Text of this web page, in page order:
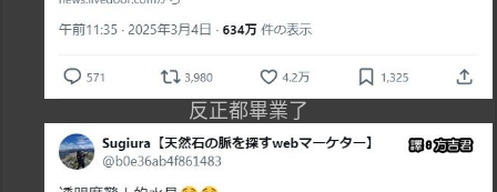
反正都畢業了